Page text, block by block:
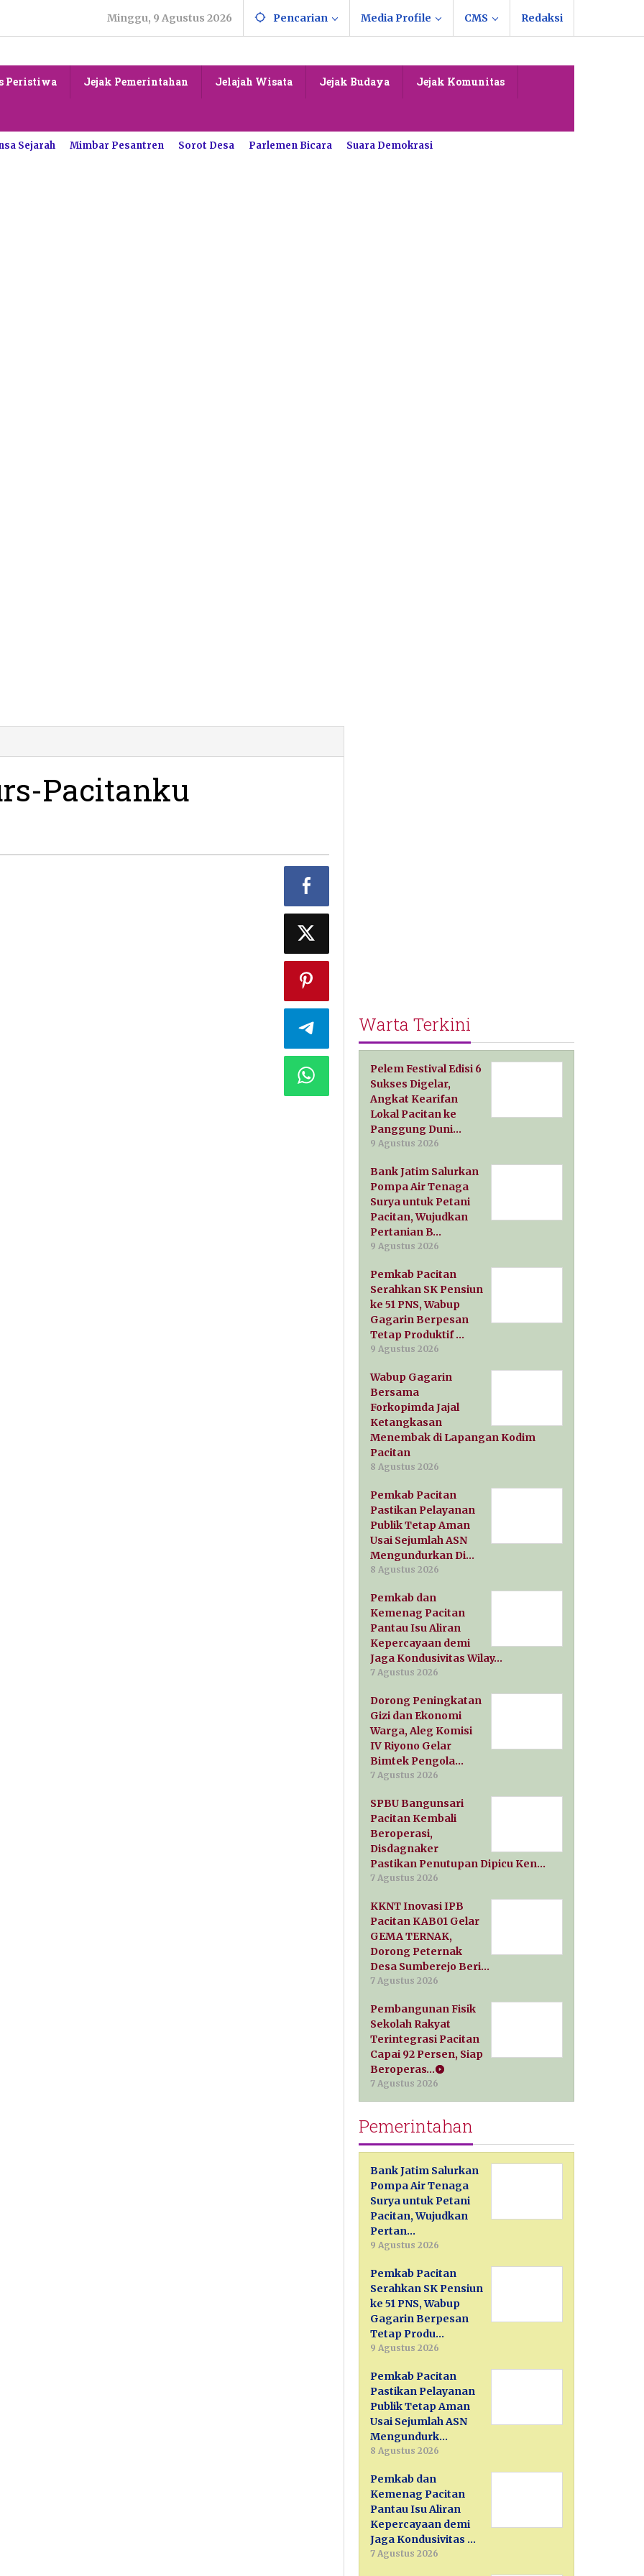
Minggu, 9 Agustus 2026 Pencarian Media Profile CMS Redaksi
Peristiwa Jejak Pemerintahan Jelajah Wisata Jejak Budaya Jejak Komunitas
Sejarah Mimbar Pesantren Sorot Desa Parlemen Bicara Suara Demokrasi
Pacitanku
Warta Terkini
Pelem Festival Edisi 6
Sukses Digelar,
Angkat Kearifan
Lokal Pacitan ke
Panggung Duni…
9 Agustus 2026
Bank Jatim Salurkan
Pompa Air Tenaga
Surya untuk Petani
Pacitan, Wujudkan
Pertanian B…
9 Agustus 2026
Pemkab Pacitan
Serahkan SK Pensiun
ke 51 PNS, Wabup
Gagarin Berpesan
Tetap Produktif …
9 Agustus 2026
Wabup Gagarin
Bersama
Forkopimda Jajal
Ketangkasan
Menembak di Lapangan Kodim
Pacitan
8 Agustus 2026
Pemkab Pacitan
Pastikan Pelayanan
Publik Tetap Aman
Usai Sejumlah ASN
Mengundurkan Di…
8 Agustus 2026
Pemkab dan
Kemenag Pacitan
Pantau Isu Aliran
Kepercayaan demi
Jaga Kondusivitas Wilay…
7 Agustus 2026
Dorong Peningkatan
Gizi dan Ekonomi
Warga, Aleg Komisi
IV Riyono Gelar
Bimtek Pengola…
7 Agustus 2026
SPBU Bangunsari
Pacitan Kembali
Beroperasi,
Disdagnaker
Pastikan Penutupan Dipicu Ken…
7 Agustus 2026
KKNT Inovasi IPB
Pacitan KAB01 Gelar
GEMA TERNAK,
Dorong Peternak
Desa Sumberejo Beri…
7 Agustus 2026
Pembangunan Fisik
Sekolah Rakyat
Terintegrasi Pacitan
Capai 92 Persen, Siap
Beroperas…
7 Agustus 2026
Pemerintahan
Bank Jatim Salurkan
Pompa Air Tenaga
Surya untuk Petani
Pacitan, Wujudkan
Pertan…
9 Agustus 2026
Pemkab Pacitan
Serahkan SK Pensiun
ke 51 PNS, Wabup
Gagarin Berpesan
Tetap Produ…
9 Agustus 2026
Pemkab Pacitan
Pastikan Pelayanan
Publik Tetap Aman
Usai Sejumlah ASN
Mengundurk…
8 Agustus 2026
Pemkab dan
Kemenag Pacitan
Pantau Isu Aliran
Kepercayaan demi
Jaga Kondusivitas …
7 Agustus 2026